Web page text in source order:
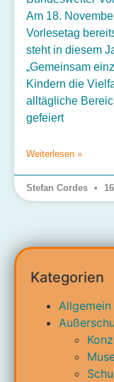
Am 18.
Vorlesetag
steht in diesem
„Gemeinsam
Kindern die
alltägliche
gefeiert
Weiterlesen »
Stefan Cordes
Kategorien
Allgemein